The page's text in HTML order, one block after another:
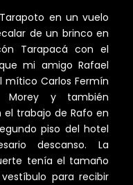
en un vuelo
de un brinco en
Tarapacá con el
mi amigo Rafael
Carlos Fermín
Morey y también
el trabajo de Rafo en
piso del hotel
descanso. La
tenía el tamaño
para recibir